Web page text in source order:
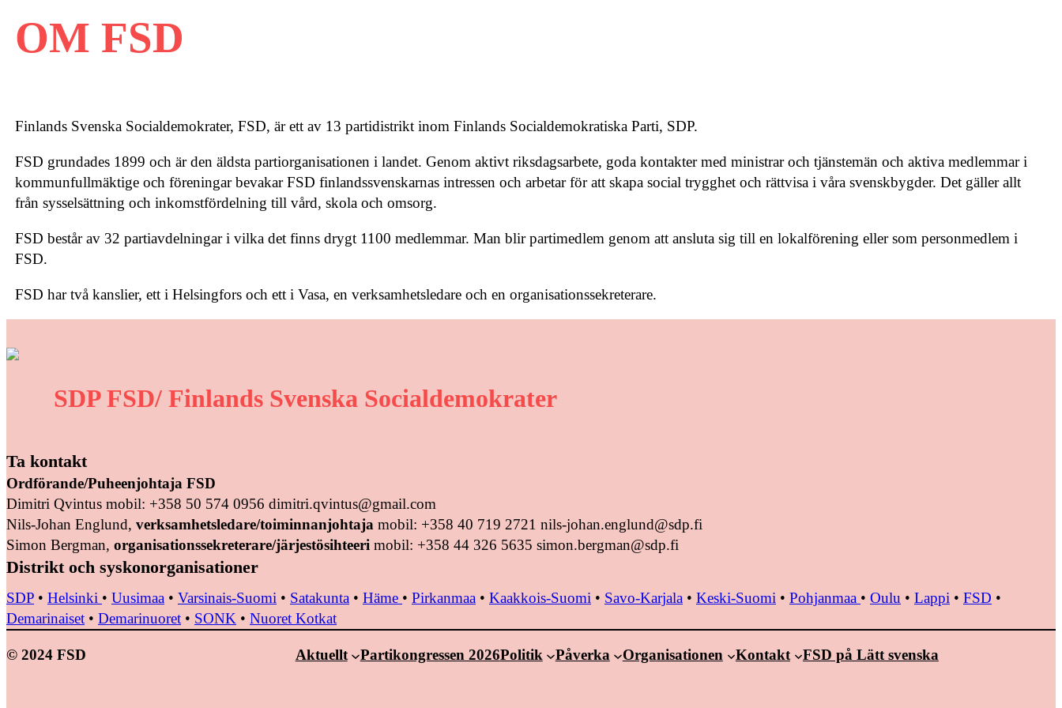
OM FSD
Finlands Svenska Socialdemokrater, FSD, är ett av 13 partidistrikt inom Finlands Socialdemokratiska Parti, SDP.
FSD grundades 1899 och är den äldsta partiorganisationen i landet. Genom aktivt riksdagsarbete, goda kontakter med ministrar och tjänstemän och aktiva medlemmar i
kommunfullmäktige och föreningar bevakar FSD finlandssvenskarnas intressen och arbetar för att skapa social trygghet och rättvisa i våra svenskbygder. Det gäller allt
från sysselsättning och inkomstfördelning till vård, skola och omsorg.
FSD består av 32 partiavdelningar i vilka det finns drygt 1100 medlemmar. Man blir partimedlem genom att ansluta sig till en lokalförening eller som personmedlem i
FSD.
FSD har två kanslier, ett i Helsingfors och ett i Vasa, en verksamhetsledare och en organisationssekreterare.
SDP FSD/ Finlands Svenska Socialdemokrater
Ta kontakt
Ordförande/Puheenjohtaja FSD
Dimitri Qvintus mobil: +358 50 574 0956 dimitri.qvintus@gmail.com
Nils-Johan Englund, verksamhetsledare/toiminnanjohtaja mobil: +358 40 719 2721 nils-johan.englund@sdp.fi
Simon Bergman, organisationssekreterare/järjestösihteeri mobil: +358 44 326 5635 simon.bergman@sdp.fi
Distrikt och syskonorganisationer
SDP • Helsinki • Uusimaa • Varsinais-Suomi • Satakunta • Häme • Pirkanmaa • Kaakkois-Suomi • Savo-Karjala • Keski-Suomi • Pohjanmaa • Oulu • Lappi • FSD •
Demarinaiset • Demarinuoret • SONK • Nuoret Kotkat
© 2024 FSD Aktuellt Partikongressen 2026Politik Påverka Organisationen Kontakt FSD på Lätt svenska